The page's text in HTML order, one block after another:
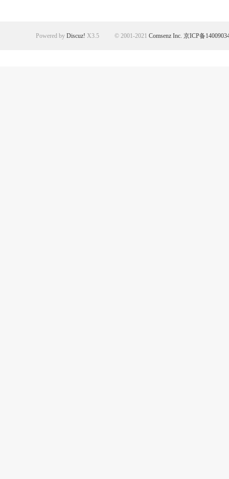
Powered by Discuz! X3.5 © 2001-2021 Comsenz Inc. 京ICP备